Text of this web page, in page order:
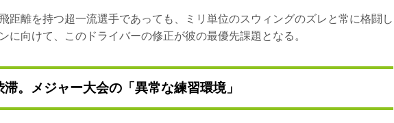
距離を持つ超一流選手であっても、ミリ単位のスウィングのズレと常に格闘し
に向けて、このドライバーの修正が彼の最優先課題となる。
。メジャー大会の「異常な練習環境」